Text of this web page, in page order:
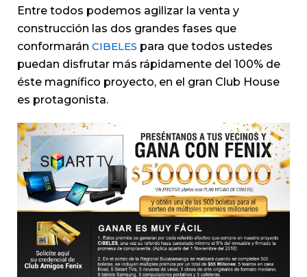
Entre todos podemos agilizar la venta y
construcción las dos grandes fases que
conformarán CIBELES para que todos ustedes
puedan disfrutar más rápidamente del 100% de
éste magnífico proyecto, en el gran Club House
es protagonista.